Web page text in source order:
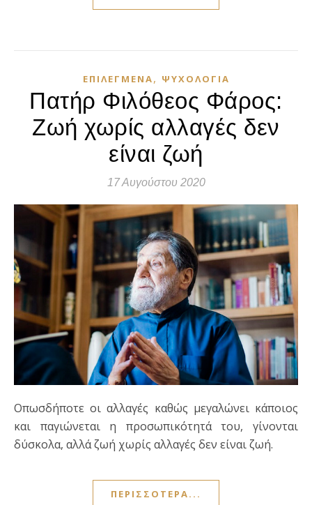
ΕΠΙΛΕΓΜΈΝΑ, ΨΥΧΟΛΟΓΊΑ
Πατήρ Φιλόθεος Φάρος:
Ζωή χωρίς αλλαγές δεν
είναι ζωή
17 Αυγούστου 2020
Οπωσδήποτε οι αλλαγές καθώς μεγαλώνει κάποιος
και παγιώνεται η προσωπικότητά του, γίνονται
δύσκολα, αλλά ζωή χωρίς αλλαγές δεν είναι ζωή.
ΠΕΡΙΣΣΌΤΕΡΑ...